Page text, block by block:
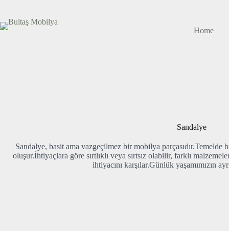
content
Home
Sandalye
Sandalye, basit ama vazgeçilmez bir mobilya
oluşur.İhtiyaçlara göre sırtlıklı veya sırtsız olabilir, farklı
ihtiyacını karşılar.Günlük yaşamımızın